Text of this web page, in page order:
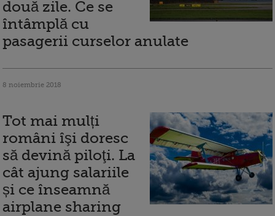
două zile. Ce se
întâmplă cu
pasagerii curselor anulate
8 noiembrie 2018
Tot mai mulți
români îşi doresc
să devină piloţi. La
cât ajung salariile
și ce înseamnă
airplane sharing